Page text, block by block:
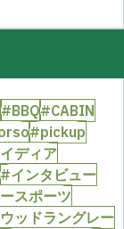
#BBQ#CABIN
#pickup
ディア
#インタビュー
スポーツ
ッドラングレー